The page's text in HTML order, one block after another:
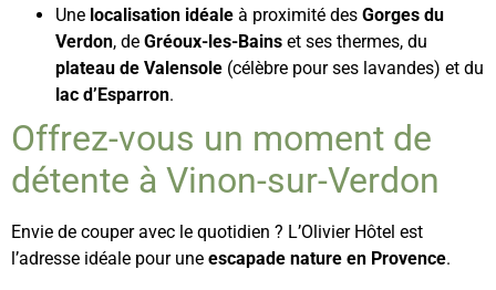
Une localisation idéale à proximité des Gorges du
Verdon, de Gréoux-les-Bains et ses thermes, du
plateau de Valensole (célèbre pour ses lavandes) et du
lac d’Esparron.
Offrez-vous un moment de
détente à Vinon-sur-Verdon
Envie de couper avec le quotidien ? L’Olivier Hôtel est
l’adresse idéale pour une escapade nature en Provence.